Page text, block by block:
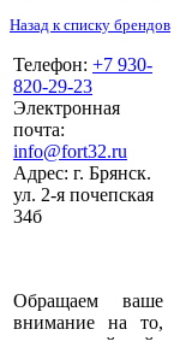
Назад к списку брендов
Телефон: +7 930-
820-29-23
Электронная
почта:
info@fort32.ru
Адрес: г. Брянск.
ул. 2-я почепская
34б
Обращаем ваше
внимание на то,